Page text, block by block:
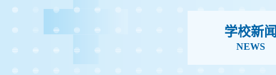
学校新闻
NEWS